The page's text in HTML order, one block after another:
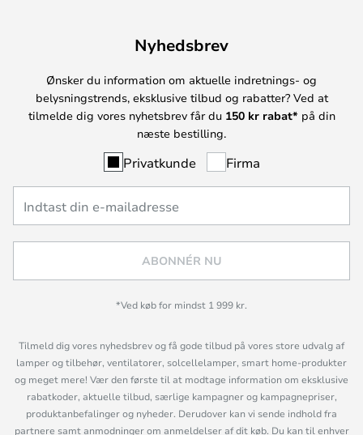
Nyhedsbrev
Ønsker du information om aktuelle indretnings- og
belysningstrends, eksklusive tilbud og rabatter? Ved at
tilmelde dig vores nyhetsbrev får du 150 kr rabat* på din
næste bestilling.
Privatkunde Firma
ABONNÉR NU
*Ved køb for mindst 1 999 kr.
Tilmeld dig vores nyhedsbrev og få gode tilbud på vores store udvalg af
lamper og tilbehør, ventilatorer, solcellelamper, smart home-produkter
og meget mere! Vær den første til at modtage information om eksklusive
rabatkoder, aktuelle tilbud, særlige kampagner og kampagnepriser,
produktanbefalinger og nyheder. Derudover kan vi sende indhold fra
partnere samt anmodninger om anmeldelser af dit køb. Du kan til enhver